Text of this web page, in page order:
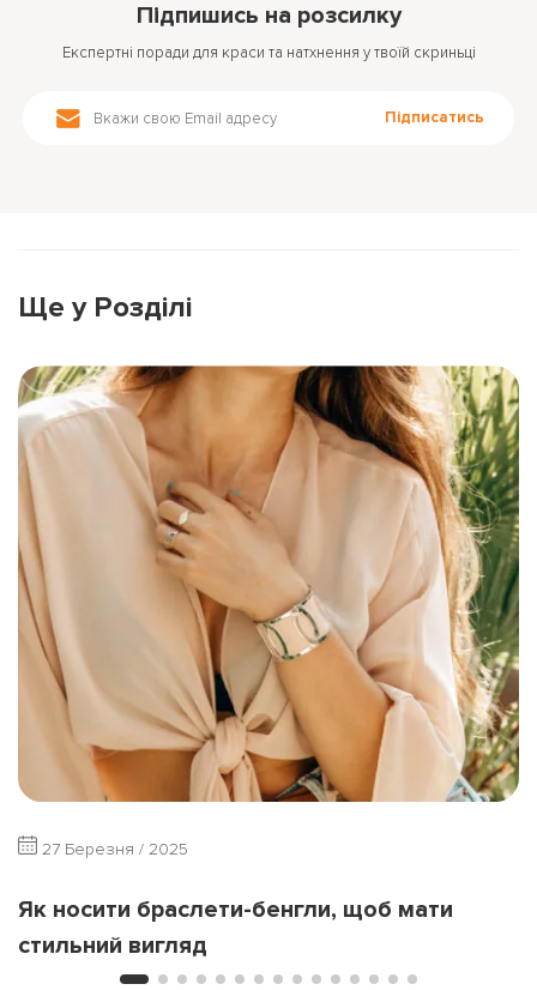
Підпишись на розсилку
Підписатись
Експертні поради для краси та натхнення у твоїй скриньці
Ще у Розділі
27 Березня / 2025
Як носити браслети-бенгли, щоб мати
стильний вигляд